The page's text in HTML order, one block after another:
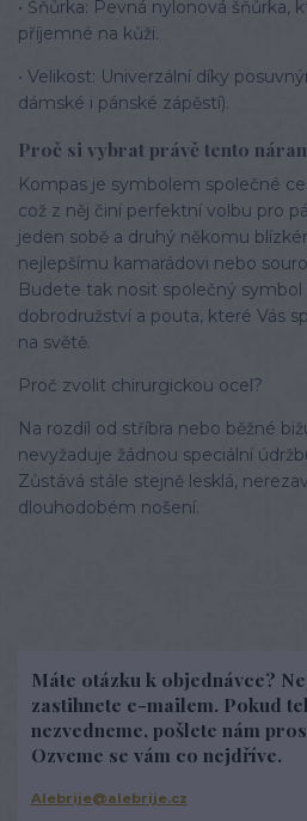
• Šňůrka: Pevná nylonová šňůrka,
příjemné na kůži.
• Velikost: Univerzální díky
dámské i pánské zápěstí).
Proč si vybrat právě tento
Kompas je symbolem společné
což z něj činí perfektní volbu pro
jeden sobě a druhý někomu
nejlepšímu kamarádovi nebo
Budete tak nosit společný symbol
dobrodružství a pouta, které Vás
na světě.
Proč zvolit chirurgickou ocel?
Na rozdíl od stříbra nebo běžné
nevyžaduje žádnou speciální
Zůstává stále stejně lesklá,
dlouhodobém nošení.
Máte otázku k objednávce?
zastihnete e-mailem. Pokud
nezvedneme, pošlete nám
Ozveme se vám co nejdříve.
Alebrije@alebrije.cz